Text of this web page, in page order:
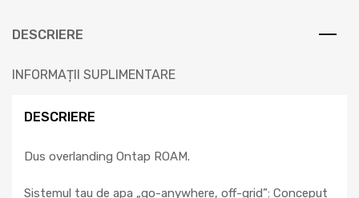
DESCRIERE
INFORMAȚII SUPLIMENTARE
DESCRIERE
Dus overlanding Ontap ROAM.
Sistemul tau de apa „go-anywhere, off-grid”: Conceput